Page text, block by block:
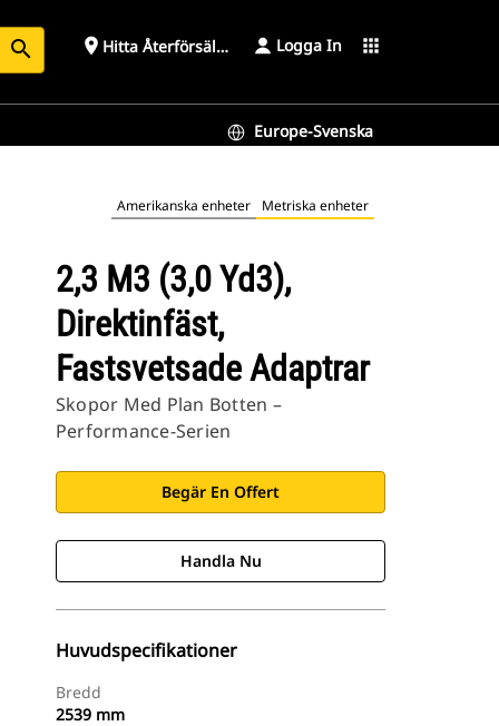
search place Hitta Återförsäljare Logga In apps
Europe-Svenska
Amerikanska enheter Metriska enheter
2,3 M3 (3,0 Yd3),
Direktinfäst,
Fastsvetsade Adaptrar
Skopor Med Plan Botten –
Performance-Serien
Begär En Offert
Handla Nu
Huvudspecifikationer
Bredd
2539 mm